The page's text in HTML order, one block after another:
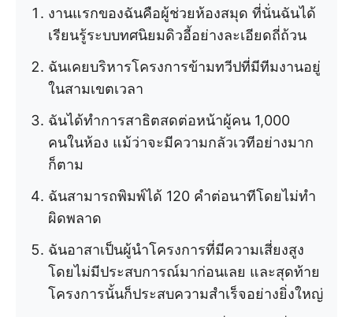
งานแรกของฉันคือผู้ช่วยห้องสมุด ที่นั่นฉันได้
เรียนรู้ระบบทศนิยมดิวอี้อย่างละเอียดถี่ถ้วน
ฉันเคยบริหารโครงการข้ามทวีปที่มีทีมงานอยู่
ในสามเขตเวลา
ฉันได้ทำการสาธิตสดต่อหน้าผู้คน 1,000
คนในห้อง แม้ว่าจะมีความกลัวเวทีอย่างมาก
ก็ตาม
ฉันสามารถพิมพ์ได้ 120 คำต่อนาทีโดยไม่ทำ
ผิดพลาด
ฉันอาสาเป็นผู้นำโครงการที่มีความเสี่ยงสูง
โดยไม่มีประสบการณ์มาก่อนเลย และสุดท้าย
โครงการนั้นก็ประสบความสำเร็จอย่างยิ่งใหญ่